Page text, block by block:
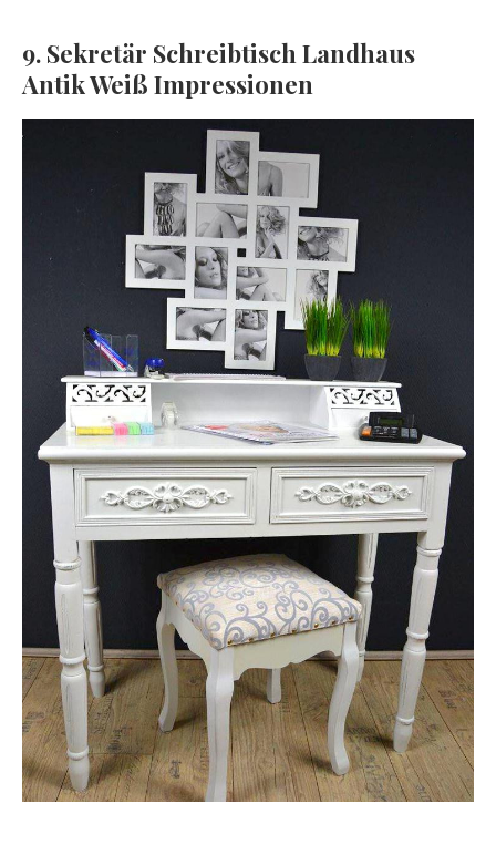
9. Sekretär Schreibtisch Landhaus
Antik Weiß Impressionen